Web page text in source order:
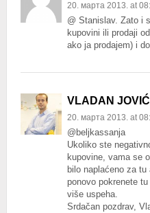
20. марта 2013. at
@ Stanislav. Zato i
kupovini ili prodaji
ako ja prodajem) i
VLADAN JOVIĆ
20. марта 2013. at
@beljkassanja
Ukoliko ste
kupovine, vama se
bilo naplaćeno za
ponovo pokrenete
više uspeha.
Srdačan pozdrav,